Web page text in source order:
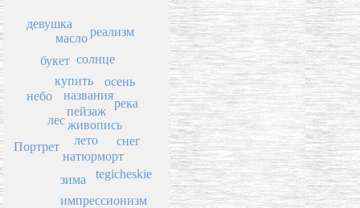
пейзаж
названия
живопись
лето
натюрморт
купить
солнце
лес
зима
осень
букет
масло
река
снег
tegicheskie
реализм
небо
импрессионизм
Портрет
девушка